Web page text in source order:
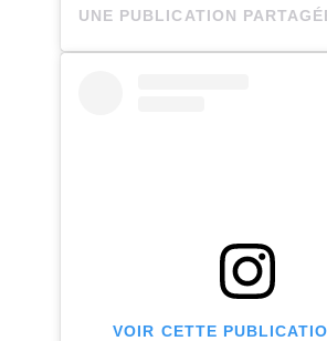
UNE PUBLICATION
VOIR CETTE